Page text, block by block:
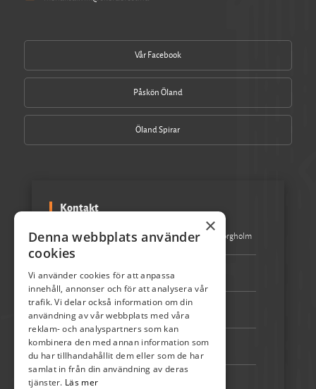
Vår Facebook
Påskön Öland
Öland Spirar
Kontakt
Besöksadress: Turistbyrån Storgatan 1 387 31 Borgholm
Epost: info@skordefest.nu
072-507 80 50
Bankgiro: 5192-4348
Swish: 123 222 02 67
×
Denna webbplats använder
cookies
Vi använder cookies för att anpassa
innehåll, annonser och för att analysera vår
trafik. Vi delar också information om din
användning av vår webbplats med våra
reklam- och analyspartners som kan
kombinera den med annan information som
du har tillhandahållit dem eller som de har
samlat in från din användning av deras
tjänster. Läs mer